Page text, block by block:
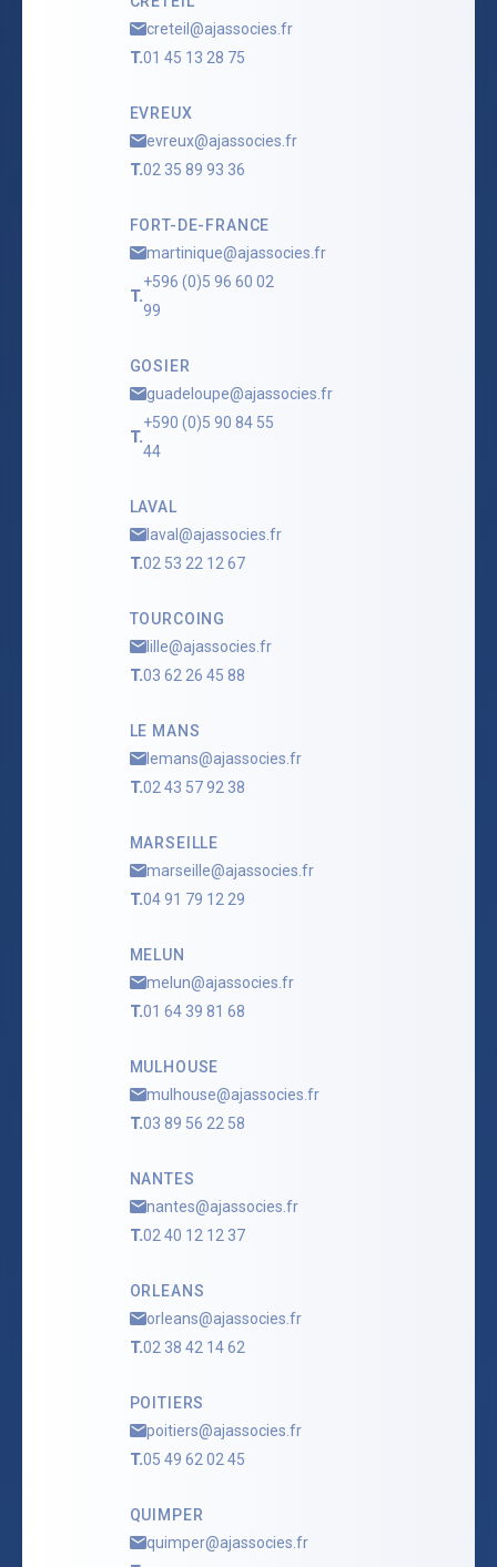
creteil@ajassocies.fr
T.01 45 13 28 75
EVREUX
evreux@ajassocies.fr
T.02 35 89 93 36
FORT-DE-FRANCE
martinique@ajassocies.fr
T.
+596 (0)5 96 60 02
99
GOSIER
guadeloupe@ajassocies.fr
T.
+590 (0)5 90 84 55
44
LAVAL
laval@ajassocies.fr
T.02 53 22 12 67
TOURCOING
lille@ajassocies.fr
T.03 62 26 45 88
LE MANS
lemans@ajassocies.fr
T.02 43 57 92 38
MARSEILLE
marseille@ajassocies.fr
T.04 91 79 12 29
MELUN
melun@ajassocies.fr
T.01 64 39 81 68
MULHOUSE
mulhouse@ajassocies.fr
T.03 89 56 22 58
NANTES
nantes@ajassocies.fr
T.02 40 12 12 37
ORLEANS
orleans@ajassocies.fr
T.02 38 42 14 62
POITIERS
poitiers@ajassocies.fr
T.05 49 62 02 45
QUIMPER
quimper@ajassocies.fr